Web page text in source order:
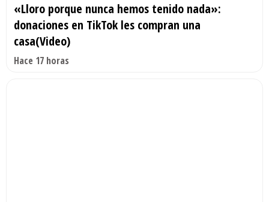
«Lloro porque nunca hemos tenido nada»:
donaciones en TikTok les compran una
casa(Video)
Hace 17 horas